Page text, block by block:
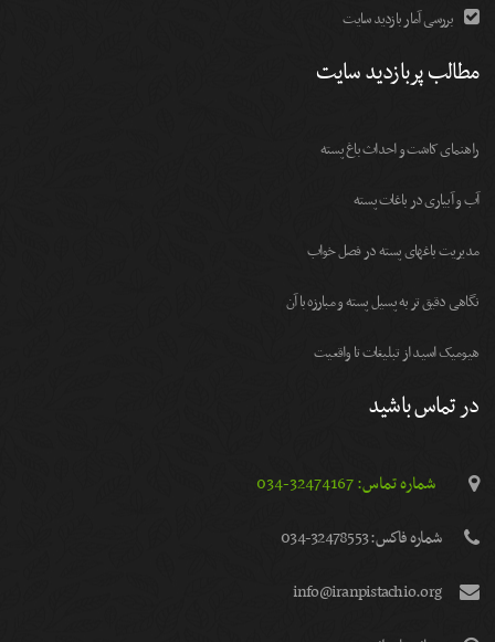
بررسی آمار بازدید سایت
مطالب پربازدید سایت
راهنمای کاشت و احداث باغ پسته
آب و آبیاری در باغات پسته
مديريت باغهای پسته در فصل خواب
نگاهی دقیق تر به پسیل پسته و مبارزه با آن
هیومیک اسید از تبلیغات تا واقعیت
در تماس باشید
شماره تماس: 32474167-034
شماره فاكس: 32478553-034
info@iranpistachio.org